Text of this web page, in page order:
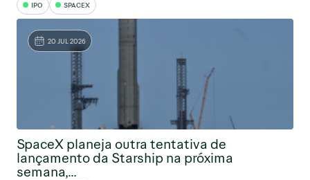
IPO SPACEX
20 JUL 2026
SpaceX planeja outra tentativa de
lançamento da Starship na próxima
semana,...